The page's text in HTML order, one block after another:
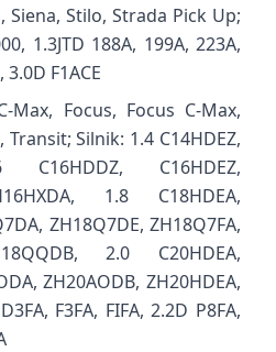
Siena, Stilo, Strada Pick Up;
1.3JTD 188A, 199A, 223A,
3.0D F1ACE
Max, Focus, Focus C-Max,
Silnik: 1.4 C14HDEZ,
C16HDDZ, C16HDEZ,
1.8 C18HDEA,
ZH18Q7DE, ZH18Q7FA,
2.0 C20HDEA,
ZH20AODB, ZH20HDEA,
F3FA, FIFA, 2.2D P8FA,